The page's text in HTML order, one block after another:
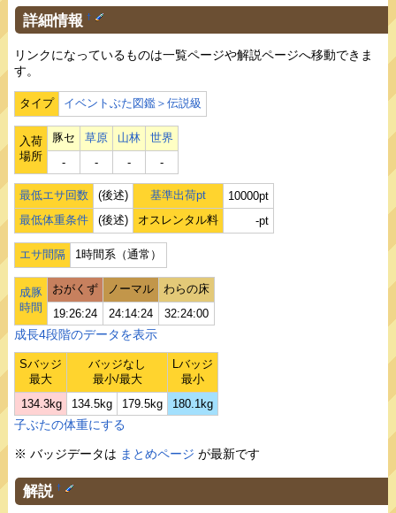
詳細情報 †
リンクになっているものは一覧ページや解説ページへ移動できま
す。
タイプ イベントぶた図鑑＞伝説級
入荷
場所
豚セ 草原 山林
世界
‐
‐ ‐ ‐
最低エサ回数 (後述) 基準出荷pt
10000pt
最低体重条件
(後述) オスレンタル料 -pt
エサ間隔 1時間系（通常）
成豚
時間
おがくず ノーマル
わらの床
19:26:24
24:14:24 32:24:00
成長4段階のデータを表示
Sバッジ
最大
バッジなし
最小/最大
Lバッジ
最小
134.3kg
134.5kg 179.5kg 180.1kg
子ぶたの体重にする
※ バッジデータは まとめページ が最新です
解説 †